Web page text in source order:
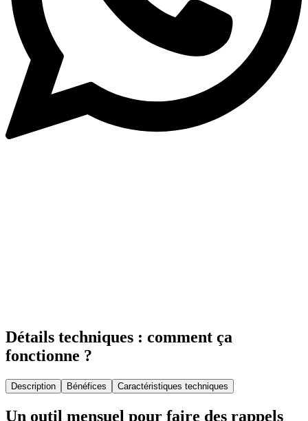
Détails techniques : comment ça
fonctionne ?
Description Bénéfices Caractéristiques techniques
Un outil mensuel pour faire des rappels